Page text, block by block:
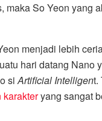
maka So Yeon yang
menjadi lebih
hari datang Nano
siArtificial Intelligent.
karakteryang sangat